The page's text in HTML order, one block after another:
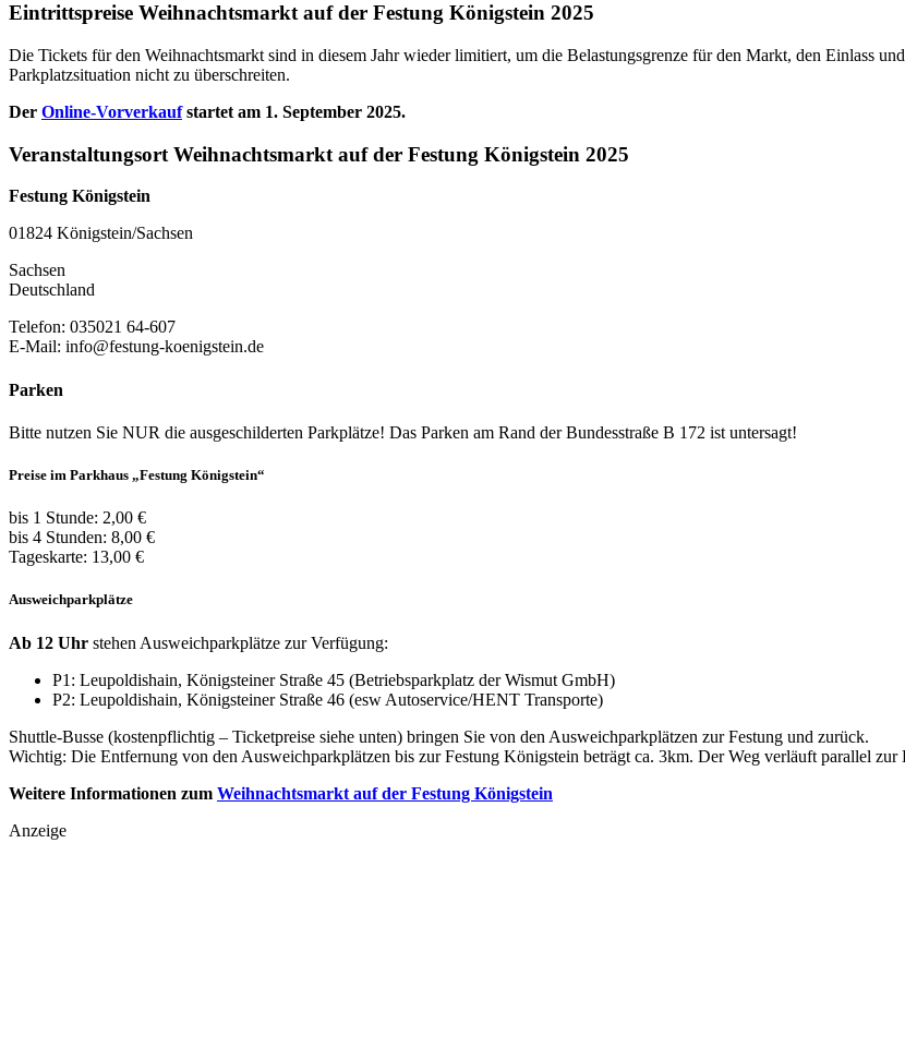
Eintrittspreise Weihnachtsmarkt auf der Festung Königstein 2025
Die Tickets für den Weihnachtsmarkt sind in diesem Jahr wieder limitiert, um die Belastungsgrenze für den Markt, den Einlass
Parkplatzsituation nicht zu überschreiten.
Der Online-Vorverkaufstartet am 1. September 2025.
Veranstaltungsort Weihnachtsmarkt auf der Festung Königstein 2025
Festung Königstein
01824 Königstein/Sachsen
Sachsen
Deutschland
Telefon: 035021 64-607
E-Mail: info@festung-koenigstein.de
Parken
Bitte nutzen Sie NUR die ausgeschilderten Parkplätze! Das Parken am Rand der Bundesstraße B 172 ist untersagt!
Preise im Parkhaus „Festung Königstein“
bis 1 Stunde: 2,00 €
bis 4 Stunden: 8,00 €
Tageskarte: 13,00 €
Ausweichparkplätze
Ab 12 Uhr stehen Ausweichparkplätze zur Verfügung:
P1: Leupoldishain, Königsteiner Straße 45 (Betriebsparkplatz der Wismut GmbH)
P2: Leupoldishain, Königsteiner Straße 46 (esw Autoservice/HENT Transporte)
Shuttle-Busse (kostenpflichtig – Ticketpreise siehe unten) bringen Sie von den Ausweichparkplätzen zur Festung und zurück.
Wichtig: Die Entfernung von den Ausweichparkplätzen bis zur Festung Königstein beträgt ca. 3km. Der Weg verläuft parallel
Weitere Informationen zum Weihnachtsmarkt auf der Festung Königstein
Anzeige